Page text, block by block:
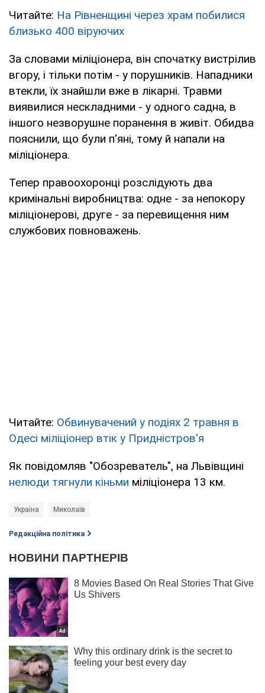
Читайте: На Рівненщині через храм побилися
близько 400 віруючих
За словами міліціонера, він спочатку вистрілив
вгору, і тільки потім - у порушників. Нападники
втекли, їх знайшли вже в лікарні. Травми
виявилися нескладними - у одного садна, в
іншого незворушне поранення в живіт. Обидва
пояснили, що були п'яні, тому й напали на
міліціонера.
Тепер правоохоронці розслідують два
кримінальні виробництва: одне - за непокору
міліціонерові, друге - за перевищення ним
службових повноважень.
Читайте: Обвинувачений у подіях 2 травня в
Одесі міліціонер втік у Придністров'я
Як повідомляв "Обозреватель", на Львівщині
нелюди тягнули кіньми міліціонера 13 км.
Україна Миколаїв
Редакційна політика